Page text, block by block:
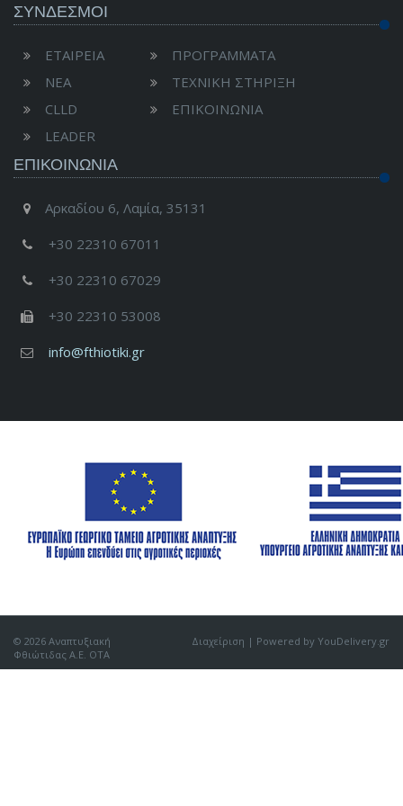
ΣΥΝΔΕΣΜΟΙ
ΕΤΑΙΡΕΙΑ
ΝΕΑ
CLLD
LEADER
ΠΡΟΓΡΑΜΜΑΤΑ
ΤΕΧΝΙΚΗ ΣΤΗΡΙΞΗ
ΕΠΙΚΟΙΝΩΝΙΑ
ΕΠΙΚΟΙΝΩΝΊΑ
Αρκαδίου 6, Λαμία, 35131
+30 22310 67011
+30 22310 67029
+30 22310 53008
info@fthiotiki.gr
© 2026 Αναπτυξιακή
Φθιώτιδας Α.Ε. ΟΤΑ
Διαχείριση | Powered by YouDelivery.gr